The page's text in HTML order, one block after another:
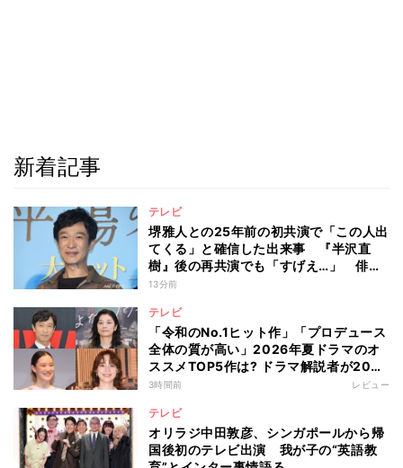
新着記事
テレビ
堺雅人との25年前の初共演で「この人出
てくる」と確信した出来事 『半沢直
樹』後の再共演でも「すげえ…」 俳優
としての“初体験”を阿部寛が告白
13分前
テレビ
「令和のNo.1ヒット作」「プロデュース
全体の質が高い」2026年夏ドラマのオ
ススメTOP5作は? ドラマ解説者が20作
の傾向を“視聴率無視”で徹底分析
3時間前 レビュー
テレビ
オリラジ中田敦彦、シンガポールから帰
国後初のテレビ出演 我が子の“英語教